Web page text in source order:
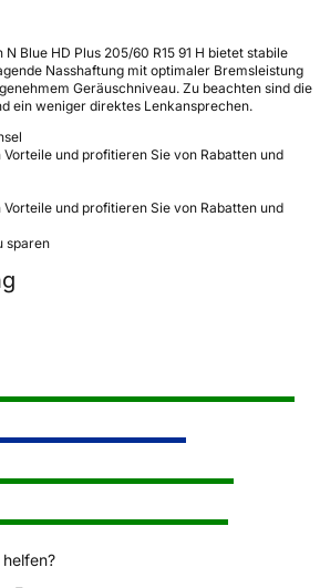
Blue HD Plus 205/60 R15 91 H bietet stabile
Nasshaftung mit optimaler Bremsleistung
Geräuschniveau. Zu beachten sind die
ein weniger direktes Lenkansprechen.
und profitieren Sie von Rabatten und
und profitieren Sie von Rabatten und
sparen